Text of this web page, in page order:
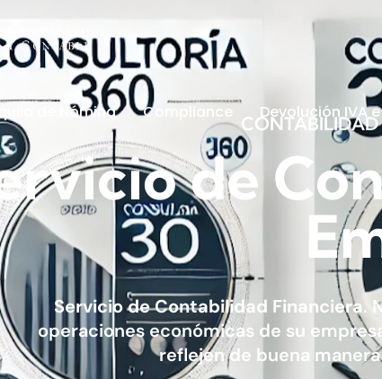
de Nómina Compliance Devolución IVA e
CONTABILIDAD
de
Servicio de Contabilidad Financiera.
operaciones económicas de su
reflejen de buena
ALC